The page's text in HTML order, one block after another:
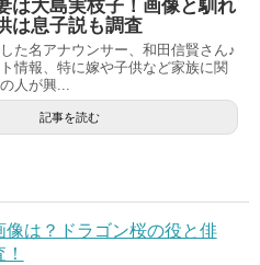
は大島実枝子！画像と馴れ
は息子説も調査
た名アナウンサー、和田信賢さん♪
情報、特に嫁や子供など家族に関
人が興...
記事を読む
は？ドラゴン桜の役と俳